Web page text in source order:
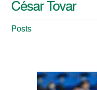
César Tovar
Posts